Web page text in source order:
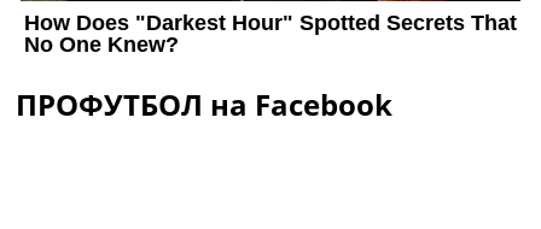
ПРОФУТБОЛ на Facebook